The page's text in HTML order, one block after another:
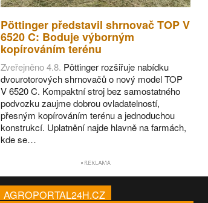
Pöttinger představil shrnovač TOP V
6520 C: Boduje výborným
kopírováním terénu
Zveřejněno 4.8. Pöttinger rozšiřuje nabídku
dvourotorových shrnovačů o nový model TOP
V 6520 C. Kompaktní stroj bez samostatného
podvozku zaujme dobrou ovladatelností,
přesným kopírováním terénu a jednoduchou
konstrukcí. Uplatnění najde hlavně na farmách,
kde se…
AGROPORTAL24H.CZ